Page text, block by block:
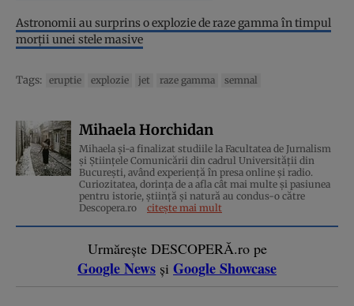
Astronomii au surprins o explozie de raze gamma în timpul
morții unei stele masive
Tags: eruptie explozie jet raze gamma semnal
Mihaela Horchidan
Mihaela și-a finalizat studiile la Facultatea de Jurnalism
și Științele Comunicării din cadrul Universității din
București, având experiență în presa online și radio.
Curiozitatea, dorința de a afla cât mai multe și pasiunea
pentru istorie, ştiinţă şi natură au condus-o către
Descopera.ro
citește mai mult
Urmărește DESCOPERĂ.ro pe
Google News și Google Showcase